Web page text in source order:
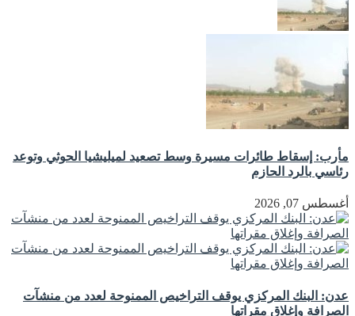
مأرب: إسقاط طائرات مسيرة وسط تصعيد لميليشيا الحوثي وتوعد
رئاسي بالرد الحازم
أغسطس 07, 2026
عدن: البنك المركزي يوقف التراخيص الممنوحة لعدد من منشآت
الصرافة وإغلاق مقراتها